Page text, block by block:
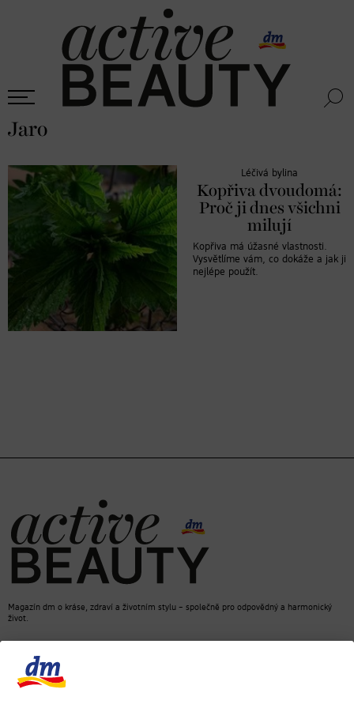
Jaro
Léčivá bylina
Kopřiva dvoudomá:
Proč ji dnes všichni
milují
Kopřiva má úžasné vlastnosti.
Vysvětlíme vám, co dokáže a jak ji
nejlépe použít.
Magazín dm o kráse, zdraví a životním stylu – společně pro odpovědný a harmonický
život.